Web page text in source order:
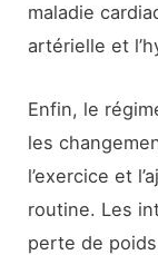
maladie
artérielle et
Enfin, le
les
l’exercice et
routine. Les
perte de